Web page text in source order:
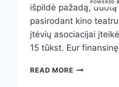
išpildė pažadą,
pasirodant kino
įtėvių asociacijai
15 tūkst. Eur
READ MOREPIRMĄ